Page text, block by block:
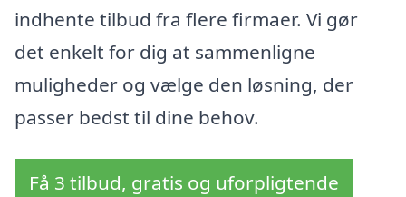
indhente tilbud fra flere firmaer. Vi gør
det enkelt for dig at sammenligne
muligheder og vælge den løsning, der
passer bedst til dine behov.
Få 3 tilbud, gratis og uforpligtende